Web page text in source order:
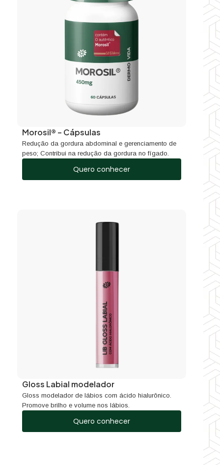
Morosil® – Cápsulas
Redução da gordura abdominal e gerenciamento de
peso; Contribui na redução da gordura no fígado.
Quero conhecer
Gloss Labial modelador
Gloss modelador de lábios com ácido hialurônico.
Promove brilho e volume nos lábios.
Quero conhecer